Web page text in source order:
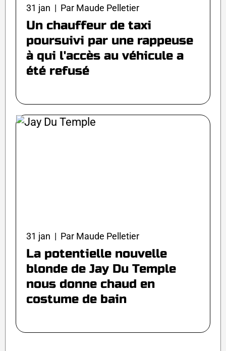
31 jan | Par Maude Pelletier
Un chauffeur de taxi
poursuivi par une rappeuse
à qui l'accès au véhicule a
été refusé
31 jan | Par Maude Pelletier
La potentielle nouvelle
blonde de Jay Du Temple
nous donne chaud en
costume de bain